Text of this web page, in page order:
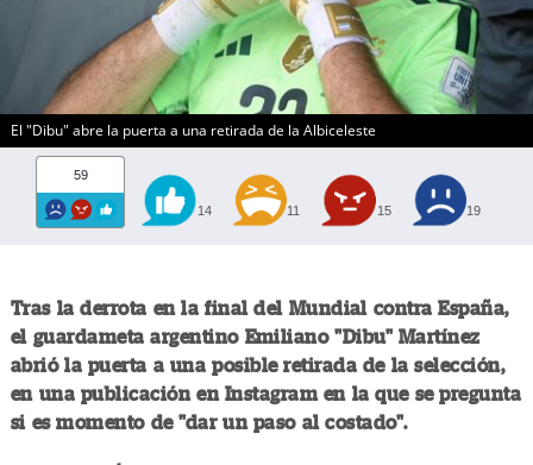
El "Dibu" abre la puerta a una retirada de la Albiceleste
59
14 11 15 19
Tras la derrota en la final del Mundial contra España,
el guardameta argentino Emiliano "Dibu" Martínez
abrió la puerta a una posible retirada de la selección,
en una publicación en Instagram en la que se pregunta
si es momento de "dar un paso al costado".